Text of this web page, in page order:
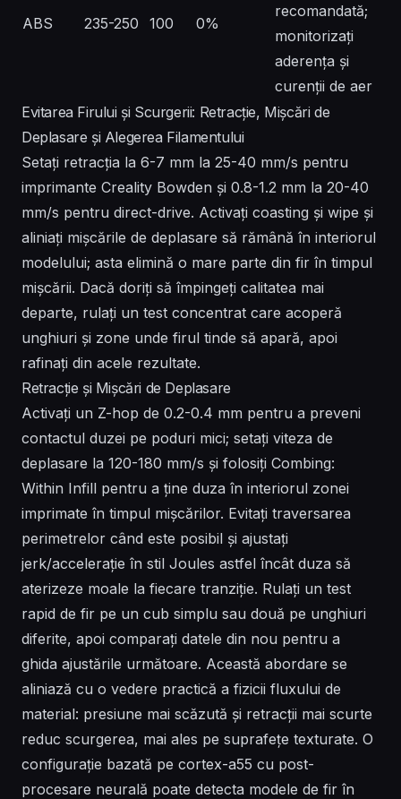
ABS 235-250 100 0%
recomandată;
monitorizați
aderența și
curenții de aer
Evitarea Firului și Scurgerii: Retracție, Mișcări de
Deplasare și Alegerea Filamentului
Setați retracția la 6-7 mm la 25-40 mm/s pentru
imprimante Creality Bowden și 0.8-1.2 mm la 20-40
mm/s pentru direct-drive. Activați coasting și wipe și
aliniați mișcările de deplasare să rămână în interiorul
modelului; asta elimină o mare parte din fir în timpul
mișcării. Dacă doriți să împingeți calitatea mai
departe, rulați un test concentrat care acoperă
unghiuri și zone unde firul tinde să apară, apoi
rafinați din acele rezultate.
Retracție și Mișcări de Deplasare
Activați un Z-hop de 0.2-0.4 mm pentru a preveni
contactul duzei pe poduri mici; setați viteza de
deplasare la 120-180 mm/s și folosiți Combing:
Within Infill pentru a ține duza în interiorul zonei
imprimate în timpul mișcărilor. Evitați traversarea
perimetrelor când este posibil și ajustați
jerk/accelerație în stil Joules astfel încât duza să
aterizeze moale la fiecare tranziție. Rulați un test
rapid de fir pe un cub simplu sau două pe unghiuri
diferite, apoi comparați datele din nou pentru a
ghida ajustările următoare. Această abordare se
aliniază cu o vedere practică a fizicii fluxului de
material: presiune mai scăzută și retracții mai scurte
reduc scurgerea, mai ales pe suprafețe texturate. O
configurație bazată pe cortex-a55 cu post-
procesare neurală poate detecta modele de fir în